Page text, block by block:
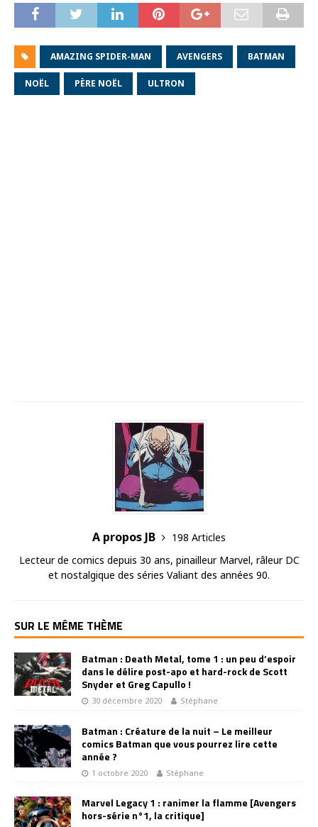
AMAZING SPIDER-MAN AVENGERS BATMAN
NOËL PÈRE NOËL ULTRON
A propos JB
198 Articles
Lecteur de comics depuis 30 ans, pinailleur Marvel, râleur DC
et nostalgique des séries Valiant des années 90.
SUR LE MÊME THÈME
Batman : Death Metal, tome 1 : un peu d’espoir
dans le délire post-apo et hard-rock de Scott
Snyder et Greg Capullo !
30 décembre 2020 Stéphane
Batman : Créature de la nuit – Le meilleur
comics Batman que vous pourrez lire cette
année ?
1 octobre 2020 Stéphane
Marvel Legacy 1 : ranimer la flamme [Avengers
hors-série n°1, la critique]